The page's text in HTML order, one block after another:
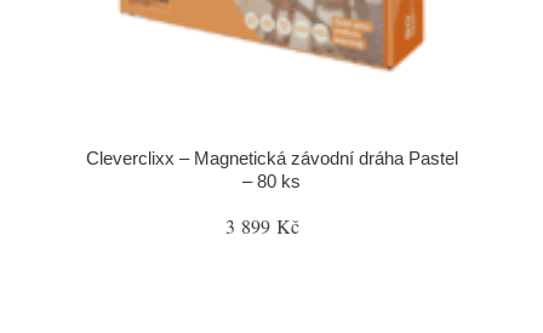
Cleverclixx – Magnetická závodní dráha Pastel
– 80 ks
3 899 Kč